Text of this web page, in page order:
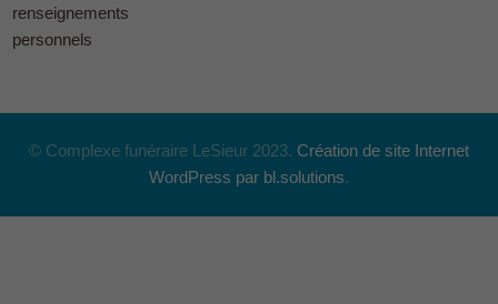
renseignements
personnels
© Complexe funéraire LeSieur 2023. Création de site Internet
WordPress par bl.solutions.